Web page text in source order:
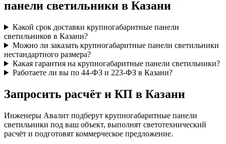
панели светильники в Казани
Какой срок доставки крупногабаритные панели
светильников в Казани?
Можно ли заказать крупногабаритные панели светильники
нестандартного размера?
Какая гарантия на крупногабаритные панели светильники?
Работаете ли вы по 44-ФЗ и 223-ФЗ в Казани?
Запросить расчёт и КП в Казани
Инженеры Авалит подберут крупногабаритные панели
светильники под ваш объект, выполнят светотехнический
расчёт и подготовят коммерческое предложение.